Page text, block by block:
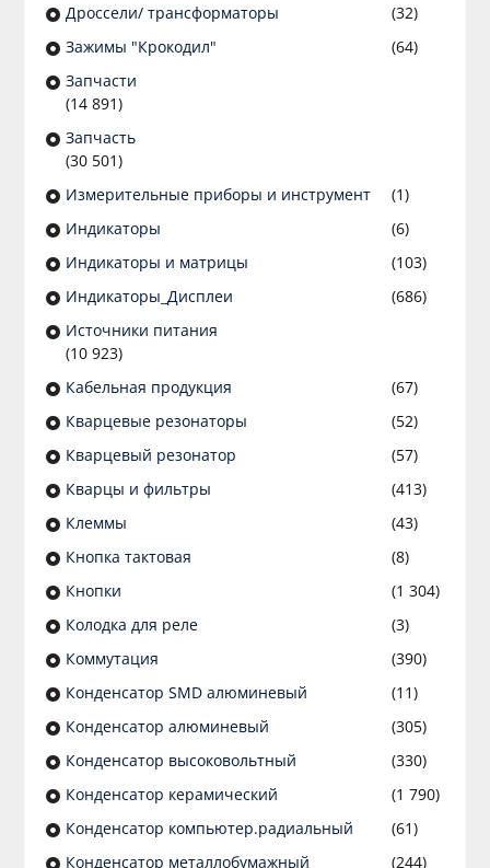
Дроссели/ трансформаторы
(32)
Зажимы "Крокодил"
(64)
Запчасти
(14 891)
Запчасть
(30 501)
Измерительные приборы и инструмент
(1)
Индикаторы
(6)
Индикаторы и матрицы
(103)
Индикаторы_Дисплеи
(686)
Источники питания
(10 923)
Кабельная продукция
(67)
Кварцевые резонаторы
(52)
Кварцевый резонатор
(57)
Кварцы и фильтры
(413)
Клеммы
(43)
Кнопка тактовая
(8)
Кнопки
(1 304)
Колодка для реле
(3)
Коммутация
(390)
Конденсатор SMD алюминевый
(11)
Конденсатор алюминевый
(305)
Конденсатор высоковольтный
(330)
Конденсатор керамический
(1 790)
Конденсатор компьютер.радиальный
(61)
Конденсатор металлобумажный
(244)